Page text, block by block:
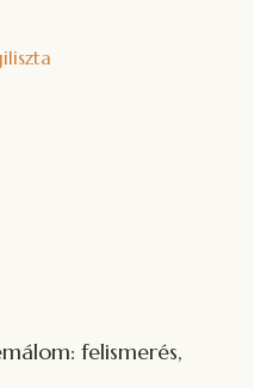
felismerés,